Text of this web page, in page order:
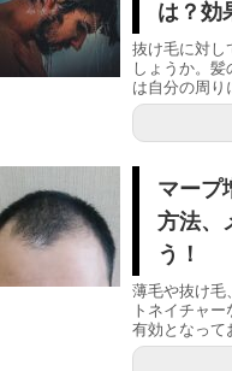
は？効
抜け毛に対し
しょうか。
は自分の周り
マープ
方法、
う！
薄毛や抜け毛
トネイチャ
有効となって